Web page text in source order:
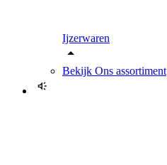
Ijzerwaren
Bekijk Ons assortiment